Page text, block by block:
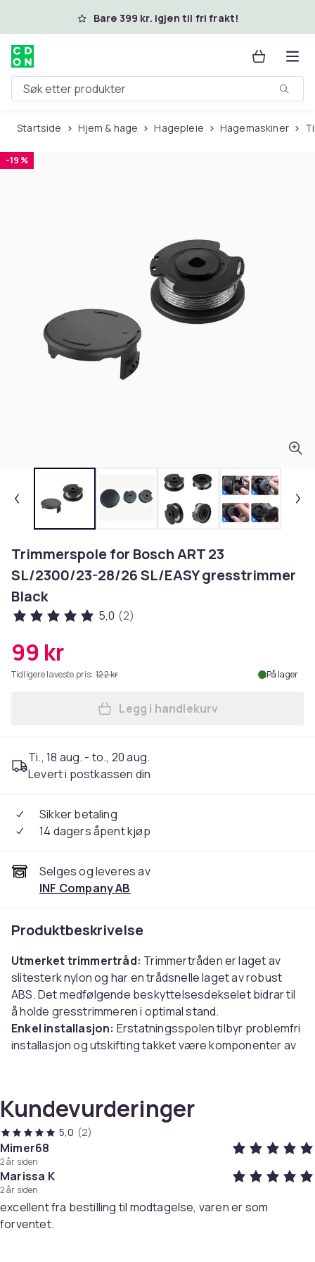
Hopp til hovedinnholdBare 399 kr. igjen til fri frakt!
Søk etter produkter
Startside Hjem & hage Hagepleie Hagemaskiner
-19 %
Trimmerspole for Bosch ART 23
SL/2300/23-28/26 SL/EASY gresstrimmer
Black
5,0 (2)
99 kr
Tidligere laveste pris: 122 kr På lager
Legg Trimmerspole for
Legg i handlekurv
Ti., 18 aug. - to., 20 aug.
Levert i postkassen din
Sikker betaling
14 dagers åpent kjøp
Selges og leveres av
INF Company AB
Produktbeskrivelse
Utmerket trimmertråd: Trimmertråden er laget av
slitesterk nylon og har en trådsnelle laget av robust
ABS. Det medfølgende beskyttelsesdekselet bidrar til
å holde gresstrimmeren i optimal stand.
Enkel installasjon: Erstatningsspolen tilbyr problemfri
installasjon og utskifting takket være komponenter av
gresstrimmere.
Spesifikasjoner:
Farge: Sort
Materialer: ABS, nylon
Størrelse: Spole: 5,5 x 2,1 cm, Beskyttelseshette: 7.5 x
3,2 cm
Kompatibel med: Bosch ART 23 SL, ART 2300, ART 23-
Kundevurderinger
5,0 (2)
Mimer68
2 år siden
Marissa K
2 år siden
excellent fra bestilling til modtagelse, varen er som
forventet.